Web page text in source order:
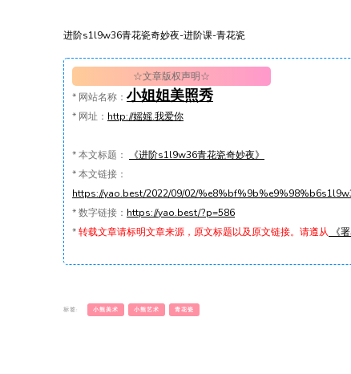
进阶s1l9w36青花瓷奇妙夜-进阶课-青花瓷
☆文章版权声明☆
* 网站名称： 小姐姐美照秀
* 网址： http://媱媱.我爱你
*本文标题：
《进阶s1l9w36青花瓷奇妙夜》
*本文链接：
https://yao.best/2022/09/02/
*数字链接： https://yao.best/?p=586
*转载文章请标明文章来源，原文标题以及原文链接。请遵从 《
标签: 小熊美术 小熊艺术 青花瓷